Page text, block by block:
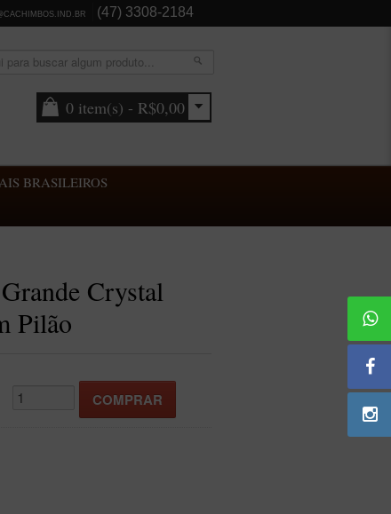
(47) 3308-2184
0 item(s) - R$0,00
BRASILEIROS
Crystal
Pilão